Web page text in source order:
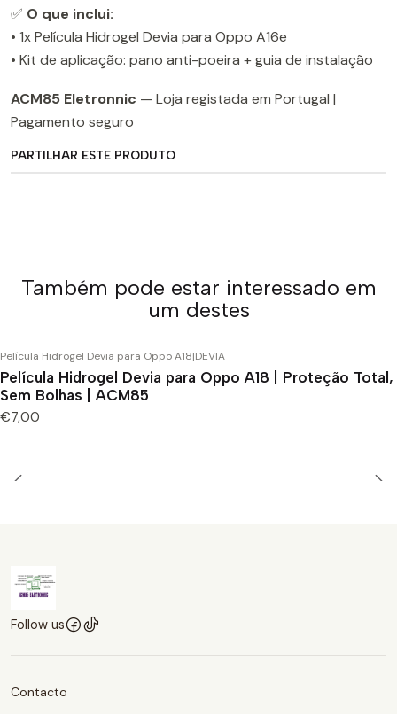
✅ O que inclui:
• 1x Película Hidrogel Devia para Oppo A16e
• Kit de aplicação: pano anti-poeira + guia de instalação
ACM85 Eletronnic — Loja registada em Portugal |
Pagamento seguro
PARTILHAR ESTE PRODUTO
Também pode estar interessado em
um destes
Película Hidrogel Devia para Oppo A18|DEVIA
Película Hidrogel Devia para Oppo A18 | Proteção Total,
Sem Bolhas | ACM85
€7,00
Follow us
Contacto